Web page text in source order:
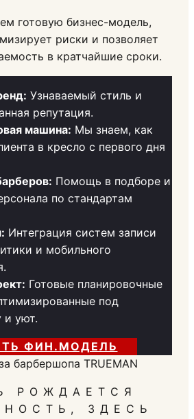
готовую бизнес-модель,
риски и позволяет
в кратчайшие сроки.
Узнаваемый стиль и
репутация.
машина: Мы знаем, как
в кресло с первого дня
Помощь в подборе и
по стандартам
Интеграция систем записи
и мобильного
Готовые планировочные
под
и уют.
ФИН.МОДЕЛЬ
РОЖДАЕТСЯ
ЗДЕСЬ